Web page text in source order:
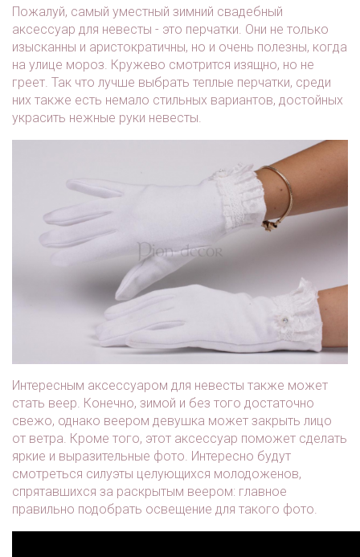
Пожалуй, самый уместный зимний свадебный
аксессуар для невесты - это перчатки. Они не только
изысканны и аристократичны, но и очень полезны, когда
на улице мороз. Кружево смотрится изящно, но не
греет. Так что лучше выбрать теплые перчатки, среди
них также есть немало стильных вариантов, достойных
украсить нежные руки невесты.
Интересным аксессуаром для невесты также может
стать веер. Конечно, зимой и без того достаточно
свежо, однако веером девушка может закрыть лицо
от ветра. Кроме того, этот аксессуар поможет сделать
яркие и выразительные фото. Интересно будут
смотреться силуэты целующихся молодоженов,
спрятавшихся за раскрытым веером: главное
правильно подобрать освещение для такого фото.